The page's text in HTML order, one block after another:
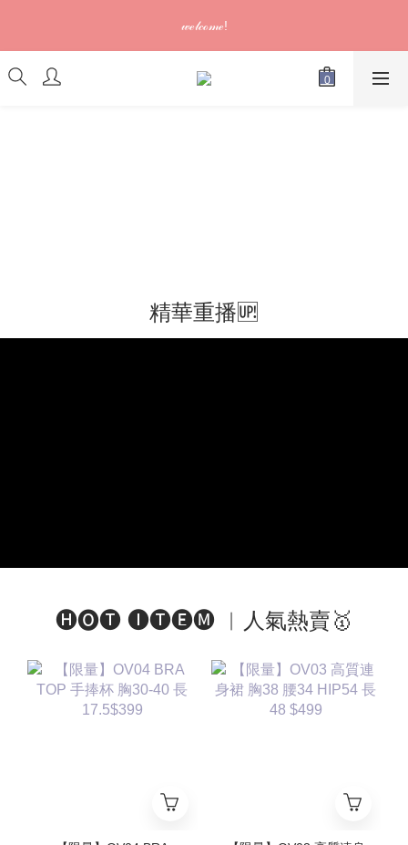
電郵為準)
𝓌ℯ𝓁𝒸ℴ𝓂ℯ!
訂單可供取貨/發貨後會發出電郵通知，請填妥正確資料 (*通知以
電郵為準)
精華重播🆙
🅗🅞🅣 🅘🅣🅔🅜 ︱人氣熱賣🥇